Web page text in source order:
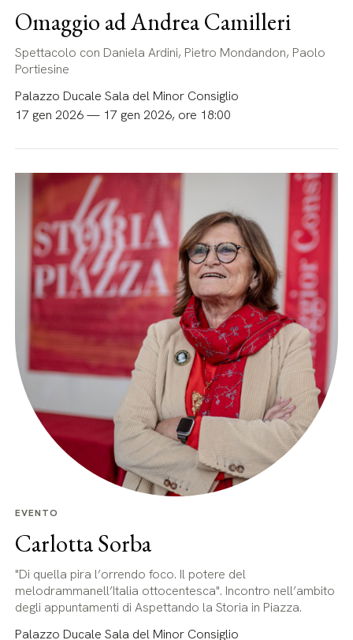
Omaggio ad Andrea Camilleri
Spettacolo con Daniela Ardini, Pietro Mondandon, Paolo
Portiesine
Palazzo Ducale Sala del Minor Consiglio
17 gen 2026 — 17 gen 2026, ore 18:00
EVENTO
Carlotta Sorba
"Di quella pira l’orrendo foco. Il potere del
melodrammanell’Italia ottocentesca". Incontro nell’ambito
degli appuntamenti di Aspettando la Storia in Piazza.
Palazzo Ducale Sala del Minor Consiglio